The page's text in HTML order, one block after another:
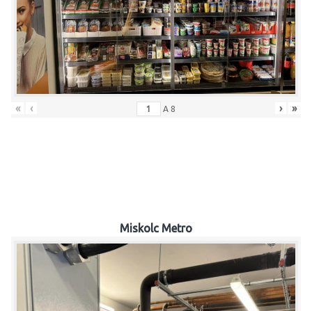
« ‹ A 8 › »
Miskolc Metro